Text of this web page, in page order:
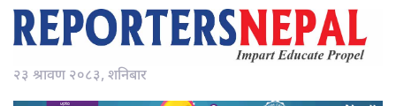
२३ श्रावण २०८३, शनिबार